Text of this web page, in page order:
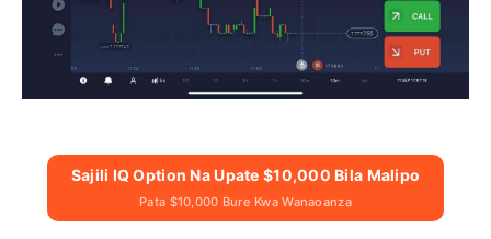
Sajili IQ Option Na Upate $10,000 Bila Malipo
Pata $10,000 Bure Kwa Wanaoanza